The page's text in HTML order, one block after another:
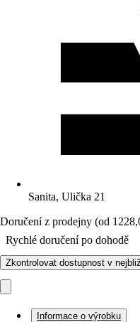
Sanita, Ulička 21
Doručení z prodejny (od
Rychlé doručení po dohodě
Zkontrolovat dostupnost v
Informace o výrobku